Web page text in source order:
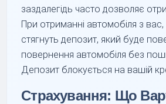
заздалегідь часто дозволяє
При отриманні автомобіля з
стягнуть депозит, який буде
повернення автомобіля без
Депозит блокується на вашій
Страхування: Що